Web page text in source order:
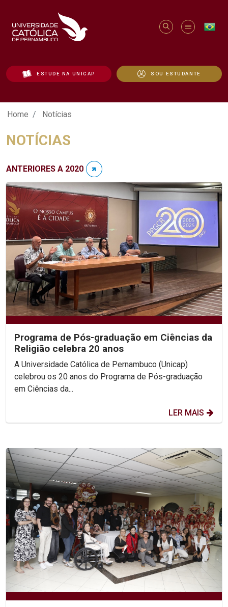
ESTUDE NA UNICAP SOU ESTUDANTE
Notícias - Unicap
Home Notícias
NOTÍCIAS
ANTERIORES A 2020
Programa de Pós-graduação em Ciências da
Religião celebra 20 anos
A Universidade Católica de Pernambuco (Unicap)
celebrou os 20 anos do Programa de Pós-graduação
em Ciências da...
LER MAIS